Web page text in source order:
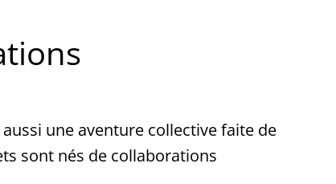
aussi une aventure collective faite de
sont nés de collaborations